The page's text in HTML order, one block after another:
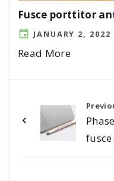
Fusce porttitor
JANUARY 2, 2022
Read More
fusce